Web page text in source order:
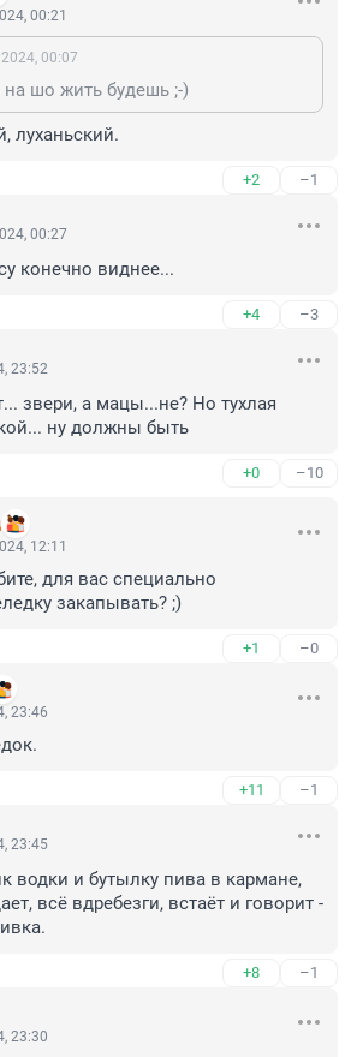
00:21
00:07
шо жить будешь ;-)
луханьский.
+2 –1
00:27
конечно виднее...
+4 –3
23:52
звери, а мацы...не? Но тухлая
ну должны быть
+0 –10
12:11
для вас специально
закапывать? ;)
+1 –0
23:46
+11 –1
23:45
водки и бутылку пива в кармане,
всё вдребезги, встаёт и говорит -
+8 –1
23:30